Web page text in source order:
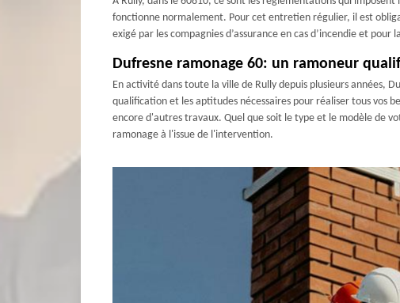
fonctionne normalement. Pour cet entretien régulier, il est
exigé par les compagnies d’assurance en cas d’incendie et
Dufresne ramonage 60: un ramoneur
En activité dans toute la ville de Rully depuis plusieurs années,
qualification et les aptitudes nécessaires pour réaliser tous vos
encore d'autres travaux. Quel que soit le type et le modèle de
ramonage à l'issue de l'intervention.